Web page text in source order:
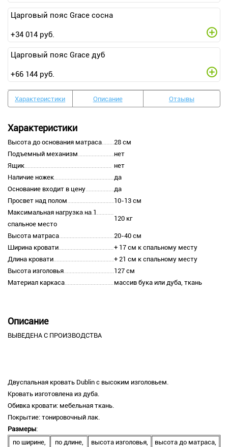
Царговый пояс Grace сосна
+34 014 руб.
Царговый пояс Grace дуб
+66 144 руб.
Характеристики Описание Отзывы
Характеристики
Высота до основания матраса
28 см
Подъемный механизм
нет
Ящик
нет
Наличие ножек
да
Основание входит в цену
да
Просвет над полом
10-13 см
Максимальная нагрузка на 1
спальное место
120 кг
Высота матраса
20-40 см
Ширина кровати
+ 17 см к спальному месту
Длина кровати
+ 21 см к спальному месту
Высота изголовья
127 см
Материал каркаса
массив бука или дуба, ткань
Описание
ВЫВЕДЕНА С ПРОИЗВОДСТВА
Двуспальная кровать Dublin с высоким изголовьем.
Кровать изготовлена из дуба.
Обивка кровати: мебельная ткань.
Покрытие: тонировочный лак.
Размеры:
по ширине,
по длине,
высота изголовья,
высота до матраса,